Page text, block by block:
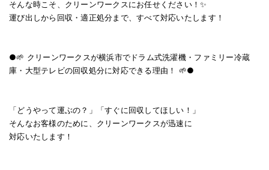
そんな時こそ、クリーンワークスにお任せください！✨
運び出しから回収・適正処分まで、すべて対応いたします！
●🌱 クリーンワークスが横浜市でドラム式洗濯機・ファミリー冷蔵
庫・大型テレビの回収処分に対応できる理由！ 🌱●
「どうやって運ぶの？」「すぐに回収してほしい！」
そんなお客様のために、クリーンワークスが迅速に
対応いたします！